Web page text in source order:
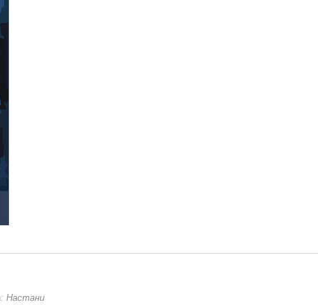
Настани